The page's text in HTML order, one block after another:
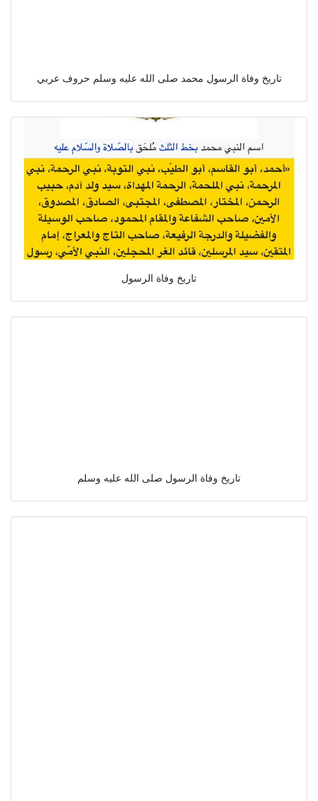
تاريخ وفاة الرسول محمد صلى الله عليه وسلم حروف عربي
تاريخ وفاة الرسول
تاريخ وفاة الرسول صلى الله عليه وسلم